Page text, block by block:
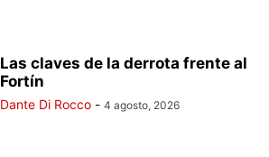
Las claves de la derrota frente al
Fortín
Dante Di Rocco - 4 agosto, 2026